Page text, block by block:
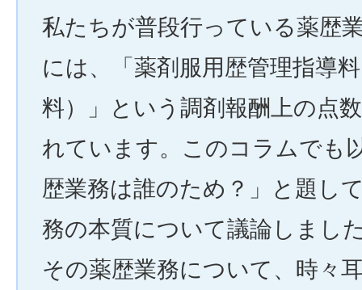
私たちが普段行っている薬歴
には、「薬剤服用歴管理指導
料）」という調剤報酬上の点
れています。このコラムでも
歴業務は誰のため？」と題し
務の本質について議論しまし
その薬歴業務について、時々